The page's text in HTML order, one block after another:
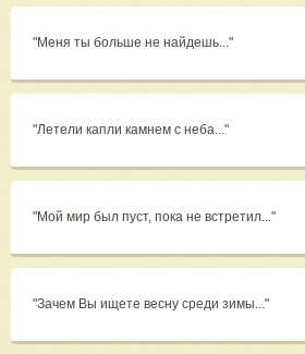
"Меня ты больше не найдешь..."
"Летели капли камнем с неба..."
"Мой мир был пуст, пока не встретил..."
"Зачем Вы ищете весну среди зимы..."